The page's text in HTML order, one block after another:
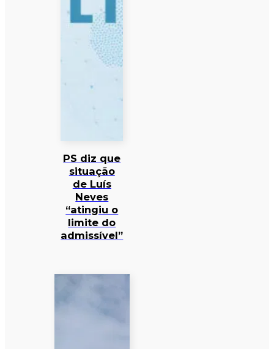
PS diz que
situação
de Luís
Neves
“atingiu o
limite do
admissível”